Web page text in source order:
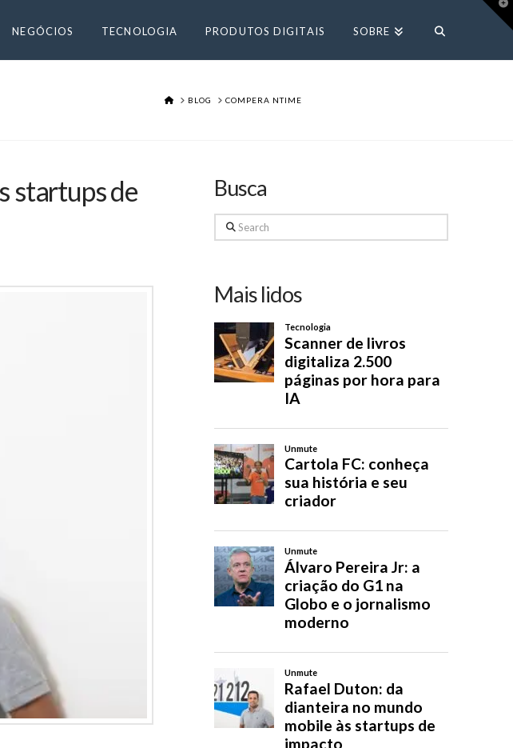
NEGÓCIOS TECNOLOGIA PRODUTOS DIGITAIS SOBRE
HOME
BLOG COMPERA NTIME
startups de
Busca
Search
Mais lidos